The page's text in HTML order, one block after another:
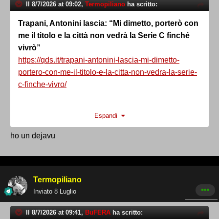
Il 8/7/2026 at 09:02, Termopiliano ha scritto:
Trapani, Antonini lascia: “Mi dimetto, porterò con
me il titolo e la città non vedrà la Serie C finché
vivrò”
https://qds.it/trapani-antonini-lascia-mi-dimetto-
portero-con-me-il-titolo-e-la-citta-non-vedra-la-serie-
c-finche-vivro/
Espandi
ho un dejavu
Termopiliano
Inviato 8 Luglio
Il 8/7/2026 at 09:41, BuFERA ha scritto: